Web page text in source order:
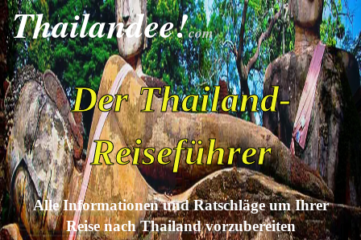
Thailandee!com
Der Thailand-
Reiseführer
Alle Informationen und Ratschläge um Ihrer
Reise nach Thailand vorzubereiten